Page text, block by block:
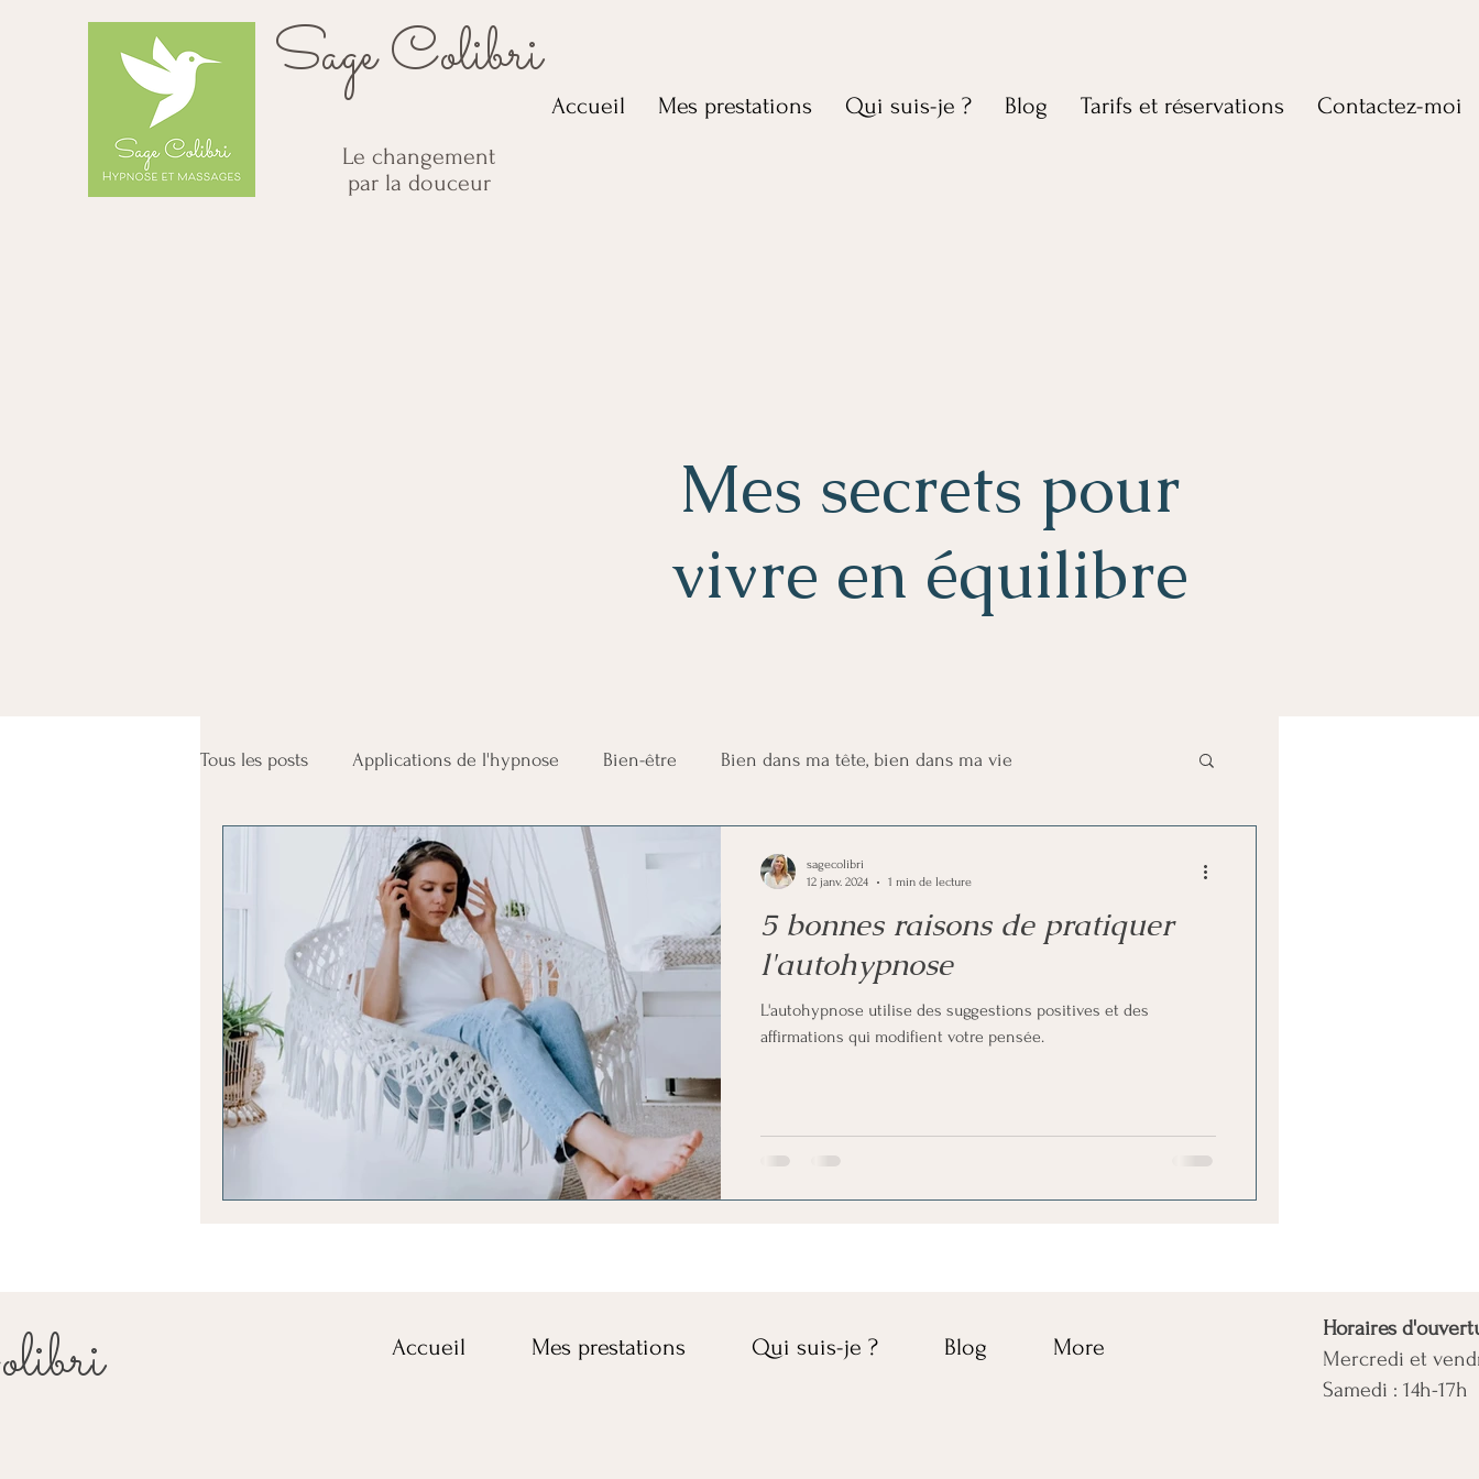
Sage Colibri
Le changement
par la douceur
Accueil Mes prestations Qui suis-je ? Blog Tarifs et réservations Contactez-moi
Mes secrets pour
vivre en équilibre
Tous les posts Applications de l'hypnose Bien-être Bien dans ma tête, bien dans ma vie
5 bonnes raisons de pratiquer
l'autohypnose
L'autohypnose utilise des suggestions positives et des
affirmations qui modifient votre pensée.
sagecolibri
12 janv. 2024
1 min de lecture
Accueil Mes prestations Qui suis-je ? Blog More
Horaires
Mercredi et
Samedi : 14h-17h